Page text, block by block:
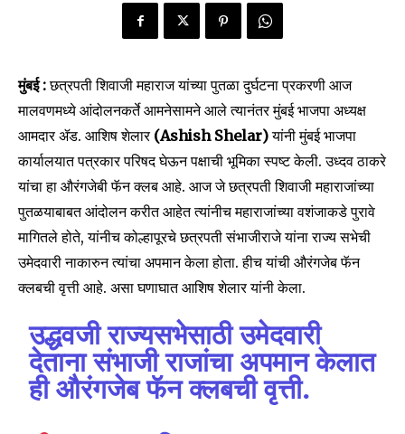
मुंबई :छत्रपती शिवाजी महाराज यांच्या पुतळा दुर्घटना प्रकरणी आज
मालवणमध्ये आंदोलनकर्ते आमनेसामने आले त्यानंतर मुंबई भाजपा अध्यक्ष
आमदार ॲड. आशिष शेलार (Ashish Shelar)यांनी मुंबई भाजपा
कार्यालयात पत्रकार परिषद घेऊन पक्षाची भूमिका स्पष्ट केली. उध्दव ठाकरे
यांचा हा औरंगजेबी फॅन क्लब आहे. आज जे छत्रपती शिवाजी महाराजांच्या
पुतळयाबाबत आंदोलन करीत आहेत त्यांनीच महाराजांच्या वशंजाकडे पुरावे
मागितले होते, यांनीच कोल्हापूरचे छत्रपती संभाजीराजे यांना राज्य सभेची
उमेदवारी नाकारुन त्यांचा अपमान केला होता. हीच यांची औरंगजेब फॅन
क्लबची वृत्ती आहे. असा घणाघात आशिष शेलार यांनी केला.
उद्धवजी राज्यसभेसाठी उमेदवारी
देताना संभाजी राजांचा अपमान केलात
ही औरंगजेब फॅन क्लबची वृत्ती.